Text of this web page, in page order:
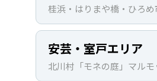
桂浜・はりまや橋・ひろ
安芸・室戸エリア
北川村「モネの庭」マル